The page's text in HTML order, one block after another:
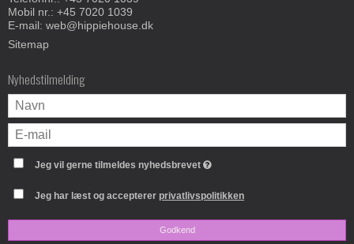
Mobil nr.: +45 7020 1039
E-mail: web@hippiehouse.dk
Sitemap
Nyhedstilmelding
Jeg vil gerne tilmeldes nyhedsbrevet
Jeg har læst og acceptererprivatlivspolitikken
Godkend